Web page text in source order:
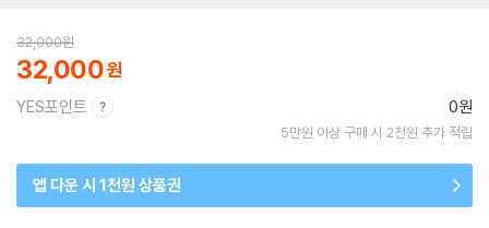
32,000원
32,000
YES포인트 0원
5만원 이상 구매 시 2천원 추가 적립
앱 다운 시 1천원 상품권